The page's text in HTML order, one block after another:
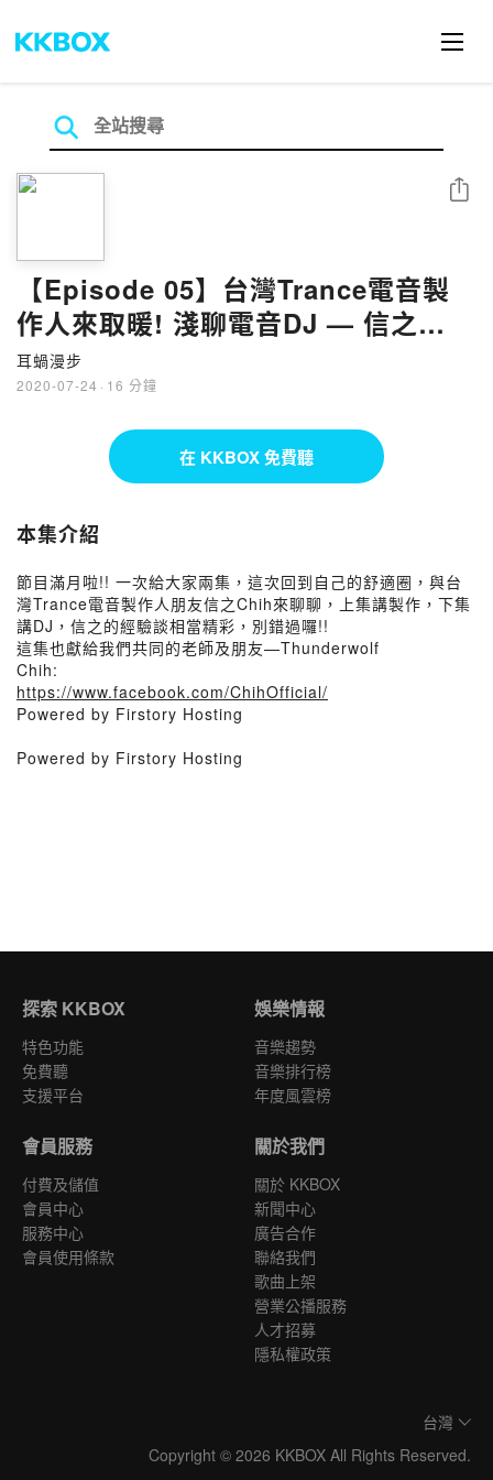
【Episode 05】台灣Trance電音製
作人來取暖! 淺聊電音DJ — 信之
Chih (下)
耳蝸漫步
2020-07-24 · 16 分鐘
分享
在 KKBOX 免費聽
本集介紹
節目滿月啦!! 一次給大家兩集，這次回到自己的舒適圈，與台
灣Trance電音製作人朋友信之Chih來聊聊，上集講製作，下集
講DJ，信之的經驗談相當精彩，別錯過囉!!
這集也獻給我們共同的老師及朋友—Thunderwolf
Chih:
https://www.facebook.com/ChihOfficial/
Powered by Firstory Hosting
Powered by Firstory Hosting
探索 KKBOX
特色功能
免費聽
支援平台
娛樂情報
音樂趨勢
音樂排行榜
年度風雲榜
會員服務
付費及儲值
會員中心
服務中心
會員使用條款
關於我們
關於 KKBOX
新聞中心
廣告合作
聯絡我們
歌曲上架
營業公播服務
人才招募
隱私權政策
台灣
Copyright © 2026 KKBOX All Rights Reserved.